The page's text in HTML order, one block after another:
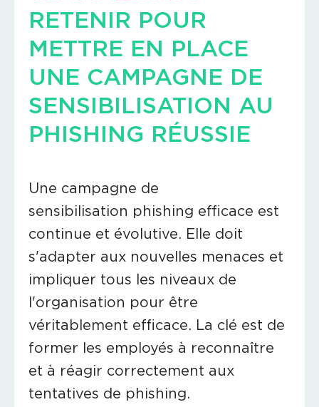
RETENIR POUR
METTRE EN PLACE
UNE CAMPAGNE DE
SENSIBILISATION AU
PHISHING RÉUSSIE
Une campagne de
sensibilisation phishing efficace est
continue et évolutive. Elle doit
s'adapter aux nouvelles menaces et
impliquer tous les niveaux de
l'organisation pour être
véritablement efficace. La clé est de
former les employés à reconnaître
et à réagir correctement aux
tentatives de phishing.